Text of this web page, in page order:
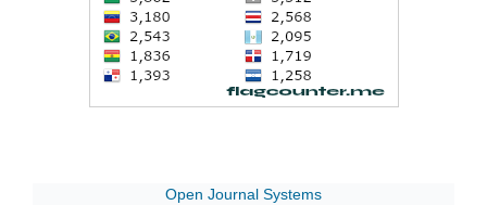
Open Journal Systems